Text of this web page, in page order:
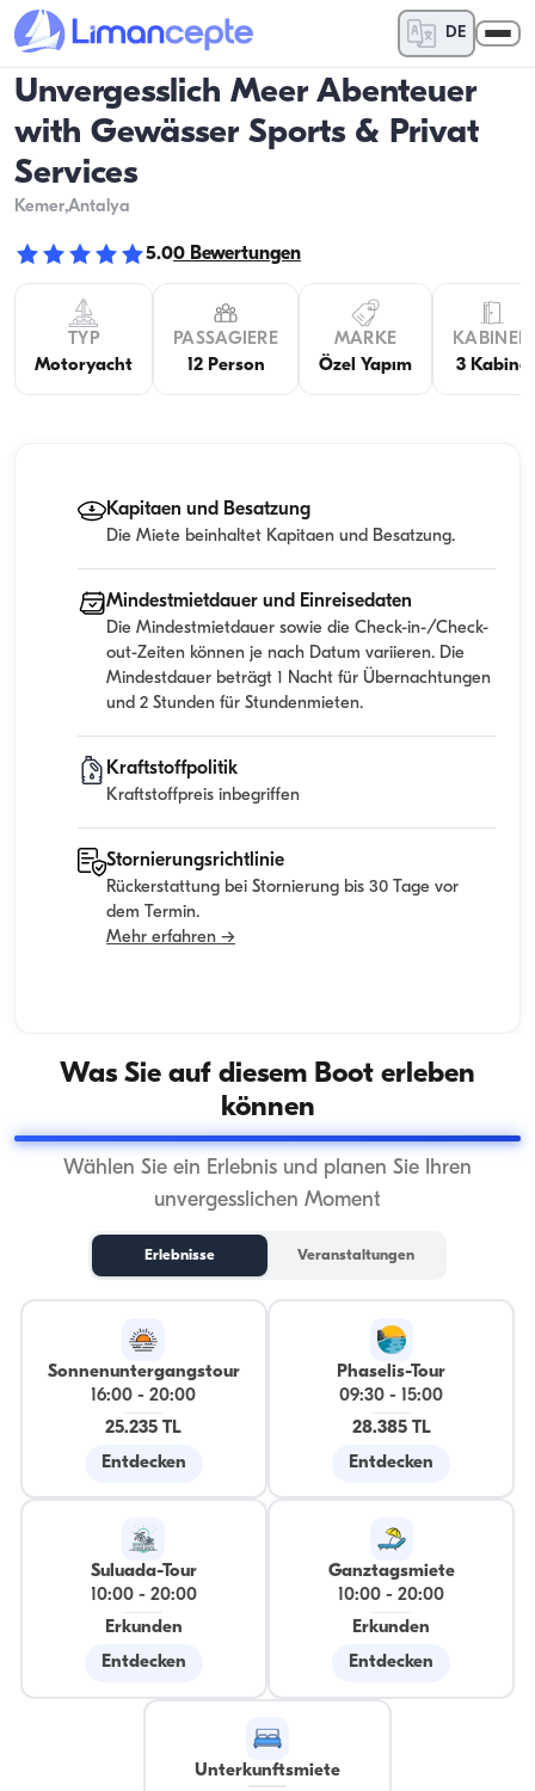
DE
Unvergesslich Meer Abenteuer
with Gewässer Sports & Privat
Services
Kemer,Antalya
5.00 Bewertungen
TYP
Motoryacht
PASSAGIERE
12 Person
MARKE
Özel Yapım
KABINEN
3 Kabine
Kapitaen und Besatzung
Die Miete beinhaltet Kapitaen und Besatzung.
Mindestmietdauer und Einreisedaten
Die Mindestmietdauer sowie die Check-in-/Check-
out-Zeiten können je nach Datum variieren. Die
Mindestdauer beträgt 1 Nacht für Übernachtungen
und 2 Stunden für Stundenmieten.
Kraftstoffpolitik
Kraftstoffpreis inbegriffen
Stornierungsrichtlinie
Rückerstattung bei Stornierung bis 30 Tage vor
dem Termin.
Mehr erfahren →
Was Sie auf diesem Boot erleben
können
Wählen Sie ein Erlebnis und planen Sie Ihren
unvergesslichen Moment
Erlebnisse Veranstaltungen
Sonnenuntergangstour
16:00 -20:00
25.235 TL
Entdecken
Phaselis-Tour
09:30 -
15:00
28.385 TL
Entdecken
Suluada-Tour
10:00- 20:00
Erkunden
Entdecken
Ganztagsmiete
10:00 -20:00
Erkunden
Entdecken
Unterkunftsmiete